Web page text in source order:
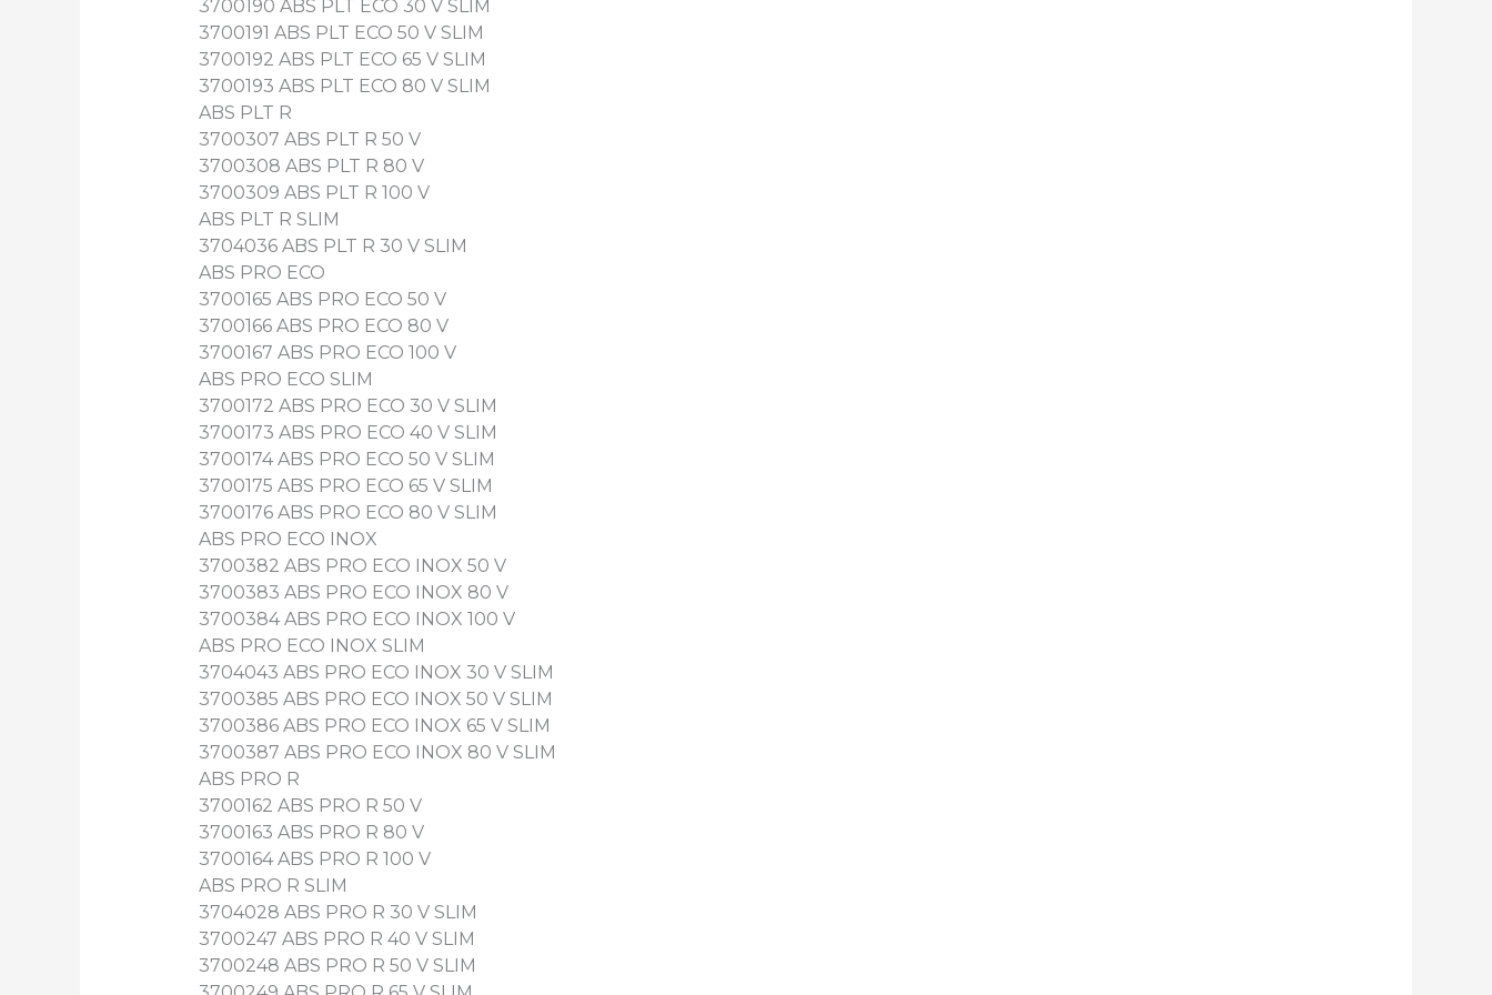
3700190 ABS PLT ECO 30 V SLIM
3700191 ABS PLT ECO 50 V SLIM
3700192 ABS PLT ECO 65 V SLIM
3700193 ABS PLT ECO 80 V SLIM
ABS PLT R
3700307 ABS PLT R 50 V
3700308 ABS PLT R 80 V
3700309 ABS PLT R 100 V
ABS PLT R SLIM
3704036 ABS PLT R 30 V SLIM
ABS PRO ECO
3700165 ABS PRO ECO 50 V
3700166 ABS PRO ECO 80 V
3700167 ABS PRO ECO 100 V
ABS PRO ECO SLIM
3700172 ABS PRO ECO 30 V SLIM
3700173 ABS PRO ECO 40 V SLIM
3700174 ABS PRO ECO 50 V SLIM
3700175 ABS PRO ECO 65 V SLIM
3700176 ABS PRO ECO 80 V SLIM
ABS PRO ECO INOX
3700382 ABS PRO ECO INOX 50 V
3700383 ABS PRO ECO INOX 80 V
3700384 ABS PRO ECO INOX 100 V
ABS PRO ECO INOX SLIM
3704043 ABS PRO ECO INOX 30 V SLIM
3700385 ABS PRO ECO INOX 50 V SLIM
3700386 ABS PRO ECO INOX 65 V SLIM
3700387 ABS PRO ECO INOX 80 V SLIM
ABS PRO R
3700162 ABS PRO R 50 V
3700163 ABS PRO R 80 V
3700164 ABS PRO R 100 V
ABS PRO R SLIM
3704028 ABS PRO R 30 V SLIM
3700247 ABS PRO R 40 V SLIM
3700248 ABS PRO R 50 V SLIM